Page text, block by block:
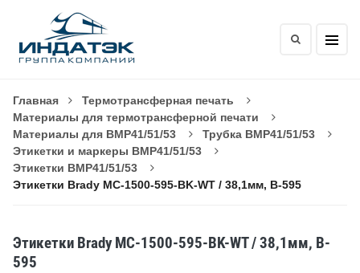
Главная
Термотрансферная печать
Материалы для термотрансферной печати
Материалы для BMP41/51/53
Трубка BMP41/51/53
Этикетки и маркеры BMP41/51/53
Этикетки BMP41/51/53
Этикетки Brady MC-1500-595-BK-WT / 38,1мм, B-595
Этикетки Brady MC-1500-595-BK-WT / 38,1мм, B-
595